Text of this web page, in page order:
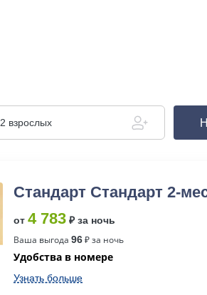
2 взрослых
Стандарт Стандарт 2-
от 4 783 ₽ за ночь
Ваша выгода 96₽ за ночь
Удобства в номере
Узнать больше